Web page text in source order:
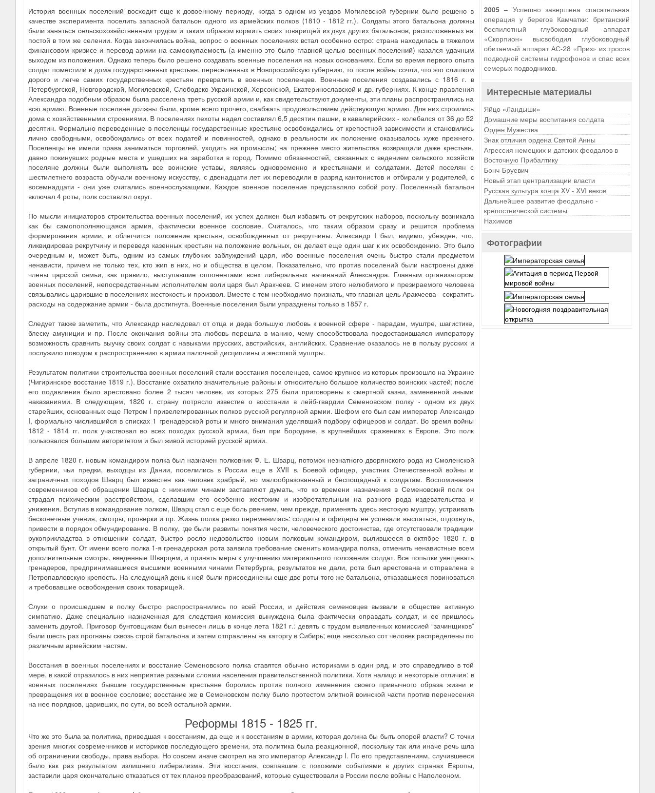
История военных поселений восходит еще к довоенному периоду, когда в одном из уездов Могилевской губернии было решено в
качестве эксперимента поселить запасной батальон одного из армейских полков (1810 - 1812 гг.). Солдаты этого батальона должны
были заняться сельскохозяйственным трудом и таким образом кормить своих товарищей из двух других батальонов, расположенных на
постой в том же селении. Когда закончилась война, вопрос о военных поселениях встал особенно остро: страна находилась в тяжелом
финансовом кризисе и перевод армии на самоокупаемость (а именно это было главной целью военных поселений) казался удачным
выходом из положения. Однако теперь было решено создавать военные поселения на новых основаниях. Если во время первого опыта
солдат поместили в дома государственных крестьян, переселенных в Новороссийскую губернию, то после войны сочли, что это слишком
дорого и легче самих государственных крестьян превратить в военных поселенцев. Военные поселения создавались с 1816 г. в
Петербургской, Новгородской, Могилевской, Слободско-Украинской, Херсонской, Екатеринославской и др. губерниях. К конце правления
Александра подобным образом была расселена треть русской армии и, как свидетельствуют документы, эти планы распространялись на
всю армию. Военные поселяне должны были, кроме всего прочего, снабжать продовольствием действующую армию. Для них строились
дома с хозяйственными строениями. В поселениях пехоты надел составлял 6,5 десятин пашни, в кавалерийских - колебался от 36 до 52
десятин. Формально переведенные в поселенцы государственные крестьяне освобождались от крепостной зависимости и становились
лично свободными, освобождались от всех податей и повинностей, однако в реальности их положение оказывалось хуже прежнего.
Поселенцы не имели права заниматься торговлей, уходить на промыслы; на прежнее место жительства возвращали даже крестьян,
давно покинувших родные места и ушедших на заработки в город. Помимо обязанностей, связанных с ведением сельского хозяйств
поселяне должны были выполнять все воинские уставы, являясь одновременно и крестьянами и солдатами. Детей поселян с
шестилетнего возраста обучали военному искусству, с двенадцати лет их переводили в разряд кантонистов и отбирали у родителей, с
восемнадцати - они уже считались военнослужащими. Каждое военное поселение представляло собой роту. Поселенный батальон
включал 4 роты, полк составлял округ.
По мысли инициаторов строительства военных поселений, их успех должен был избавить от рекрутских наборов, поскольку возникала
как бы самопополняющаяся армия, фактически военное сословие. Считалось, что таким образом сразу и решится проблема
формирования армии, и облегчится положение крестьян, освобожденных от рекрутчины. Александр I был, видимо, убежден, что,
ликвидировав рекрутчину и переведя казенных крестьян на положение вольных, он делает еще один шаг к их освобождению. Это было
очередным и, может быть, одним из самых глубоких заблуждений царя, ибо военные поселения очень быстро стали предметом
ненависти, причем не только тех, кто жип в них, но и общества в целом. Показательно, что против поселений были настроены даже
члены царской семьи, как правило, выступавшие оппонентами всех либеральных начинаний Александра. Главным организатором
военных поселений, непосредственным исполнителем воли царя был Аракчеев. С именем этого нелюбимого и презираемого человека
связывались царившие в поселениях жестокость и произвол. Вместе с тем необходимо признать, что главная цель Аракчеева - сократить
расходы на содержание армии - была достигнута. Военные поселения были упразднены только в 1857 г.
Следует также заметить, что Александр наследовал от отца и деда большую любовь к военной сфере - парадам, муштре, шагистике,
блеску амуниции и пр. После окончания войны эта любовь перешла в манию, чему способствовала предоставившаяся императору
возможность сравнить выучку своих солдат с навыками прусских, австрийских, английских. Сравнение оказалось не в пользу русских и
послужило поводом к распространению в армии палочной дисциплины и жестокой муштры.
Результатом политики строительства военных поселений стали восстания поселенцев, самое крупное из которых произошло на Украине
(Чигиринское восстание 1819 г.). Восстание охватило значительные районы и относительно большое количество воинских частей; после
его подавления было арестовано более 2 тысяч человек, из которых 275 были приговорены к смертной казни, замененной иными
наказаниями. В следующем, 1820 г. страну потрясло известие о восстании в лейб-гвардии Семеновском полку - одном из двух
старейших, основанных еще Петром I привелегированных полков русской регулярной армии. Шефом его был сам император Александр
I, формально числившийся в списках 1 гренадерской роты и много внимания уделявший подбору офицеров и солдат. Во время войны
1812 - 1814 гг. полк участвовал во всех походах русской армии, был при Бородине, в крупнейших сражениях в Европе. Это полк
пользовался большим авторитетом и был живой историей русской армии.
В апреле 1820 г. новым командиром полка был назначен полковник Ф. Е. Шварц, потомок незнатного дворянского рода из Смоленской
губернии, чьи предки, выходцы из Дании, поселились в России еще в XVII в. Боевой офицер, участник Отечественной войны и
заграничных походов Шварц был известен как человек храбрый, но малообразованный и беспощадный к солдатам. Воспоминания
современников об обращении Шварца с нижними чинами заставляют думать, что ко времени назначения в Семеновскнй полк он
страдал психическим расстройством, сделавшим его особенно жестоким и изобретательным на разного рода издевательства и
унижения. Вступив в командование полком, Шварц стал с еще боль рвением, чем прежде, применять здесь жестокую муштру, устраивать
бесконечные учения, смотры, проверки и пр. Жизнь полка резко переменилась: солдаты и офицеры не успевали выспаться, отдохнуть,
привести в порядок обмундирование. В полку, где были развиты понятия чести, человеческого достоинства, где отсутствовали традиции
рукоприкладства в отношении солдат, быстро росло недовольство новым полковым командиром, вылившееся в октябре 1820 г. в
открытый бунт. От имени всего полка 1-я гренадерская рота заявила требование сменить командира полка, отменить ненавистные всем
дополнительные смотры, введенные Шварцем, и принять меры к улучшению материального положения солдат. Все попытки увещевать
гренадеров, предпринимавшиеся высшими военными чинами Петербурга, результатов не дали, рота был арестована и отправлена в
Петропавловскую крепость. На следующий день к ней были присоединены еще две роты того же батальона, отказавшиеся повиноваться
и требовавшие освобождения своих товарищей.
Слухи о происшедшем в полку быстро распространились по всей России, и действия семеновцев вызвали в обществе активную
симпатию. Даже специально назначенная для следствия комиссия вынуждена была фактически оправдать солдат, и ее пришлось
заменить другой. Приговор бунтовщикам был вынесен лишь в конце лета 1821 г.: девять с трудом выявленных комиссией “зачинщиков”
были шесть раз прогнаны сквозь строй батальона и затем отправлены на каторгу в Сибирь; еще несколько сот человек распределены по
различным армейским частям.
Восстания в военных поселениях и восстание Семеновского полка ставятся обычно историками в один ряд, и это справедливо в той
мере, в какой отразилось в них неприятие разными слоями населения правительственной политики. Хотя налицо и некоторые отличия: в
военных поселениях бывшие государственные крестьяне боролись против полного изменения своего привычного образа жизни и
превращения их в военное сословие; восстание же в Семеновском полку было протестом элитной воинской части против перенесения
на нее порядков, царивших, по сути, во всей остальной армии.
Реформы 1815 - 1825 гг.
Что же это была за политика, приведшая к восстаниям, да еще и к восстаниям в армии, которая должна бы быть опорой власти? С точки
зрения многих современников и историков последующего времени, эта политика была реакционной, поскольку так или иначе речь шла
об ограничении свободы, права выбора. Но совсем иначе смотрел на это император Александр I. По его представлениям, случившееся
было как раз результатом излишнего либерализма. Эти восстания, совпавшие с похожими событиями в других странах Европы,
заставили царя окончательно отказаться от тех планов преобразований, которые существовали в России после войны с Наполеоном.
2005– Успешно завершена спасательная
операция у берегов Камчатки: британский
беспилотный глубоководный аппарат
«Скорпион» высвободил глубоководный
обитаемый аппарат АС-28 «Приз» из тросов
подводной системы гидрофонов и спас всех
семерых подводников.
Интересные материалы
Яйцо «Ландыши»
Домашние меры воспитания солдата
Орден Мужества
Знак отличия ордена Святой Анны
Агрессия немецких и датских феодалов в
Восточную Прибалтику
Бонч-Бруевич
Новый этап централизации власти
Русская культура конца XV - XVI веков
Дальнейшее развитие феодально -
крепостнической системы
Нахимов
Фотографии